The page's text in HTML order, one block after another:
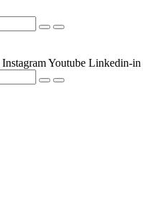
InstagramYoutube Linkedin-in